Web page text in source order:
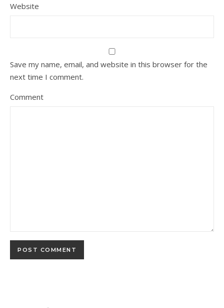
Website
Save my name, email, and website in this browser for the
next time I comment.
Comment